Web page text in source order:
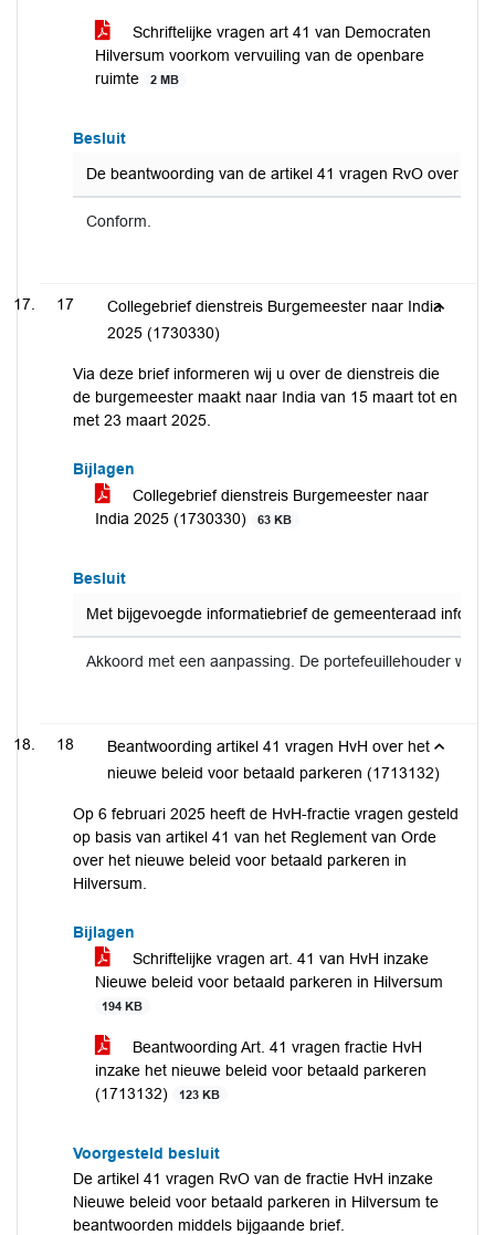
Schriftelijke vragen art 41 van Democraten
Hilversum voorkom vervuiling van de openbare
ruimte
2 MB
Besluit
De beantwoording van de artikel 41 vragen RvO over
Conform.
17
Collegebrief dienstreis Burgemeester naar India
2025 (1730330)
Via deze brief informeren wij u over de dienstreis die
de burgemeester maakt naar India van 15 maart tot en
met 23 maart 2025.
Bijlagen
Collegebrief dienstreis Burgemeester naar
India 2025 (1730330)
63 KB
Besluit
Met bijgevoegde informatiebrief de gemeenteraad
Akkoord met een aanpassing. De portefeuillehouder
18
Beantwoording artikel 41 vragen HvH over het
nieuwe beleid voor betaald parkeren (1713132)
Op 6 februari 2025 heeft de HvH-fractie vragen gesteld
op basis van artikel 41 van het Reglement van Orde
over het nieuwe beleid voor betaald parkeren in
Hilversum.
Bijlagen
Schriftelijke vragen art. 41 van HvH inzake
Nieuwe beleid voor betaald parkeren in Hilversum
194 KB
Beantwoording Art. 41 vragen fractie HvH
inzake het nieuwe beleid voor betaald parkeren
(1713132)
123 KB
Voorgesteld besluit
De artikel 41 vragen RvO van de fractie HvH inzake
Nieuwe beleid voor betaald parkeren in Hilversum te
beantwoorden middels bijgaande brief.